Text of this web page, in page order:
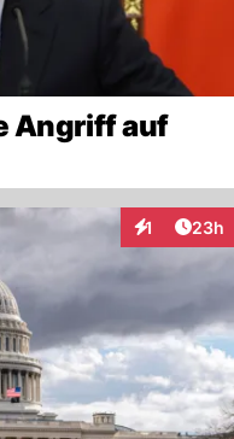
Angriff auf
1
Interaktionen
23h